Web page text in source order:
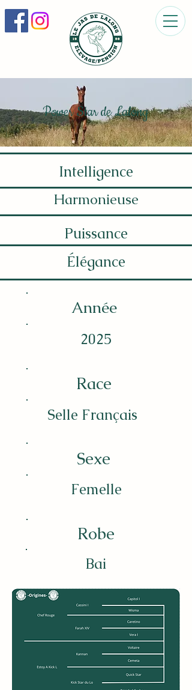
Power Star de Lalong
Intelligence
Harmonieuse
Puissance
Élégance
Année
2025
Race
Selle Français
Sexe
Femelle
Robe
Bai